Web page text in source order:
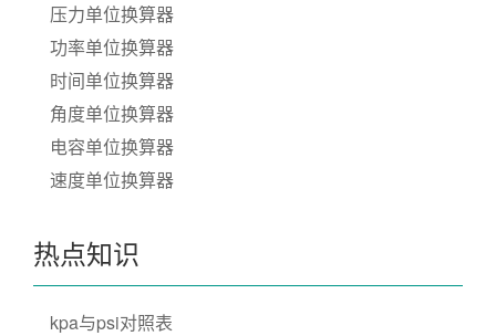
压力单位换算器
功率单位换算器
时间单位换算器
角度单位换算器
电容单位换算器
速度单位换算器
热点知识
kpa与psi对照表